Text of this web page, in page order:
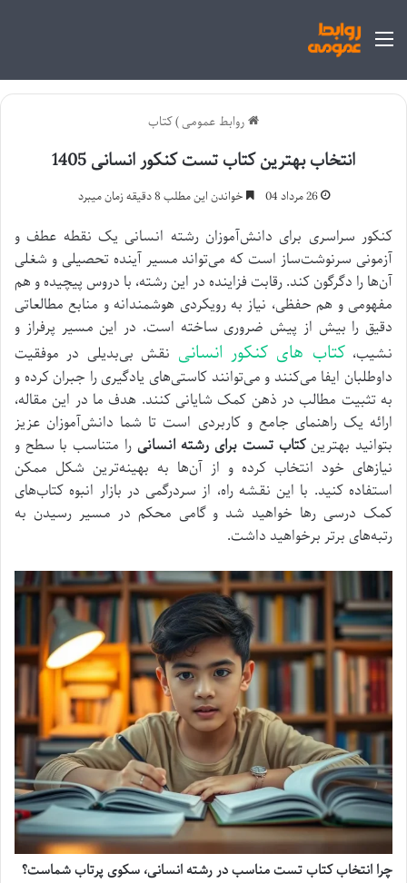
منو
روابط عمومی)کتاب
انتخاب بهترین کتاب تست کنکور انسانی 1405
26 مرداد 04 خواندن این مطلب 8 دقیقه زمان میبرد
کنکور سراسری برای دانش‌آموزان رشته انسانی یک نقطه عطف و
آزمونی سرنوشت‌ساز است که می‌تواند مسیر آینده تحصیلی و شغلی
آن‌ها را دگرگون کند. رقابت فزاینده در این رشته، با دروس پیچیده و هم
مفهومی و هم حفظی، نیاز به رویکردی هوشمندانه و منابع مطالعاتی
دقیق را بیش از پیش ضروری ساخته است. در این مسیر پرفراز و
نشیب، کتاب های کنکور انسانی نقش بی‌بدیلی در موفقیت
داوطلبان ایفا می‌کنند و می‌توانند کاستی‌های یادگیری را جبران کرده و
به تثبیت مطالب در ذهن کمک شایانی کنند. هدف ما در این مقاله،
ارائه یک راهنمای جامع و کاربردی است تا شما دانش‌آموزان عزیز
بتوانید بهترین کتاب تست برای رشته انسانی را متناسب با سطح و
نیازهای خود انتخاب کرده و از آن‌ها به بهینه‌ترین شکل ممکن
استفاده کنید. با این نقشه راه، از سردرگمی در بازار انبوه کتاب‌های
کمک درسی رها خواهید شد و گامی محکم در مسیر رسیدن به
رتبه‌های برتر برخواهید داشت.
چرا انتخاب کتاب تست مناسب در رشته انسانی، سکوی پرتاب شماست؟